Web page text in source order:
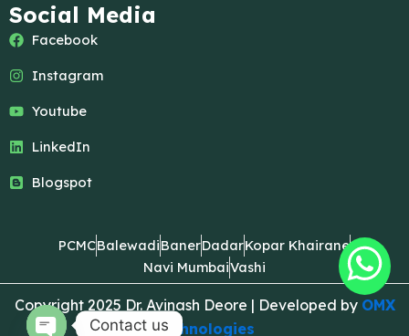
Social Media
Facebook
Instagram
Youtube
LinkedIn
Blogspot
PCMCBalewadiBanerDadarKopar Khairane
Navi MumbaiVashi
Copyright 2025 Dr. Avinash Deore | Developed by OMX
Technologies
Contact us